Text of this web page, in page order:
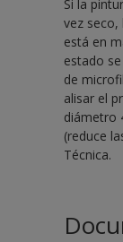
Si la
vez seco,
está en
estado
de
alisar el
diámetro
(reduce
Técnica.